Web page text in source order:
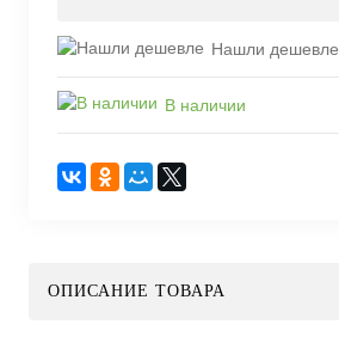
Нашли дешевле
В наличии
ОПИСАНИЕ ТОВАРА